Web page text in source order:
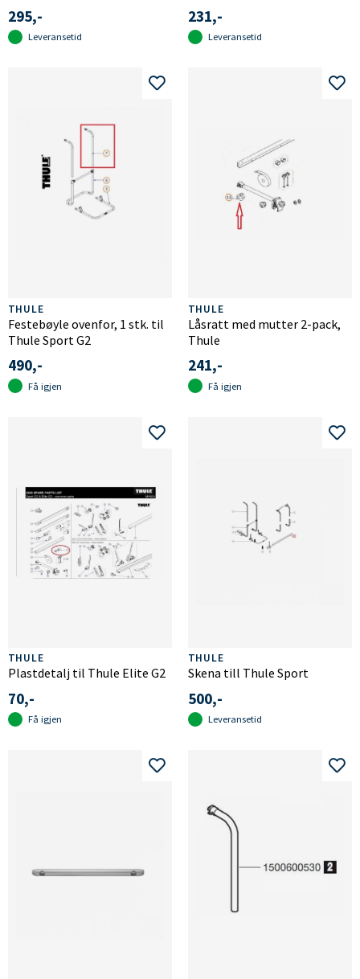
Passer Thules eldre modeller, ikke nya G2.
295,-
Leveransetid
231,-
Leveransetid
THULE
Festebøyle ovenfor, 1 stk. til
Thule Sport G2
490,-
Få igjen
THULE
Låsratt med mutter 2-pack,
Thule
241,-
Få igjen
THULE
Plastdetalj til Thule Elite G2
70,-
Få igjen
THULE
Skena till Thule Sport
500,-
Leveransetid